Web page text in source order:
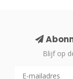
Blijf op